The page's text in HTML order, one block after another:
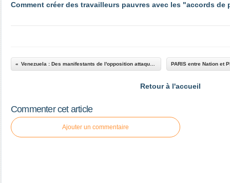
Comment créer des travailleurs pauvres avec les "accords de
Retour à l'accueil
Commenter cet article
Ajouter un commentaire